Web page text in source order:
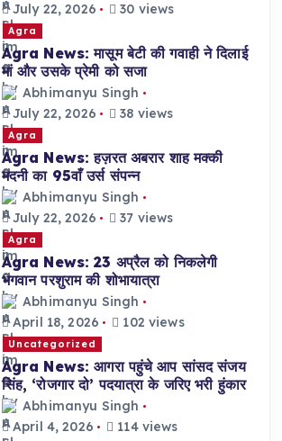
July 22, 2026
30 views
Agra
Agra News: मासूम बेटी की गवाही ने दिलाई
मां और उसके प्रेमी को सजा
Abhimanyu Singh
July 22, 2026
38 views
Agra
Agra News: हज़रत अबरार शाह मक्की
मदनी का 95वाँ उर्स संपन्न
Abhimanyu Singh
July 22, 2026
37 views
Agra
Agra News: 23 अप्रैल को निकलेगी
भगवान परशुराम की शोभायात्रा
Abhimanyu Singh
April 18, 2026
102 views
Uncategorized
Agra News: आगरा पहुंचे आप सांसद संजय
सिंह, ‘रोजगार दो’ पदयात्रा के जरिए भरी हुंकार
Abhimanyu Singh
April 4, 2026
114 views